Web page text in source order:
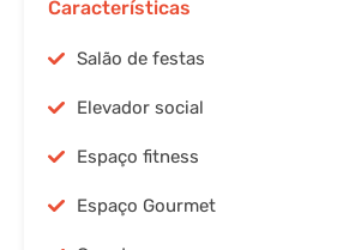
Características
Salão de festas
Elevador social
Espaço fitness
Espaço Gourmet